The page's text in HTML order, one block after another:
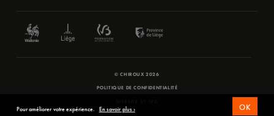
© CHIROUX 2026
POLITIQUE DE CONFIDENTIALITÉ
Pour améliorer votre expérience. En savoir plus › OK